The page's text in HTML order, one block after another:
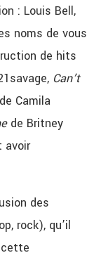
: Louis Bell,
noms de vous
de hits
Can’t
Camila
de Britney
avoir
des
rock), qu’il